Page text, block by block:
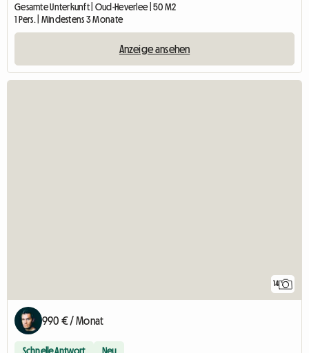
Gesamte Unterkunft | Oud-Heverlee | 50 M2
1 Pers. | Mindestens 3 Monate
Anzeige ansehen
14
990 € / Monat
Schnelle Antwort Neu